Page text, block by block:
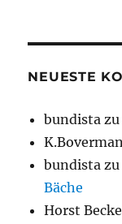
NEUESTE
bundista
bundista
Bäche
Horst